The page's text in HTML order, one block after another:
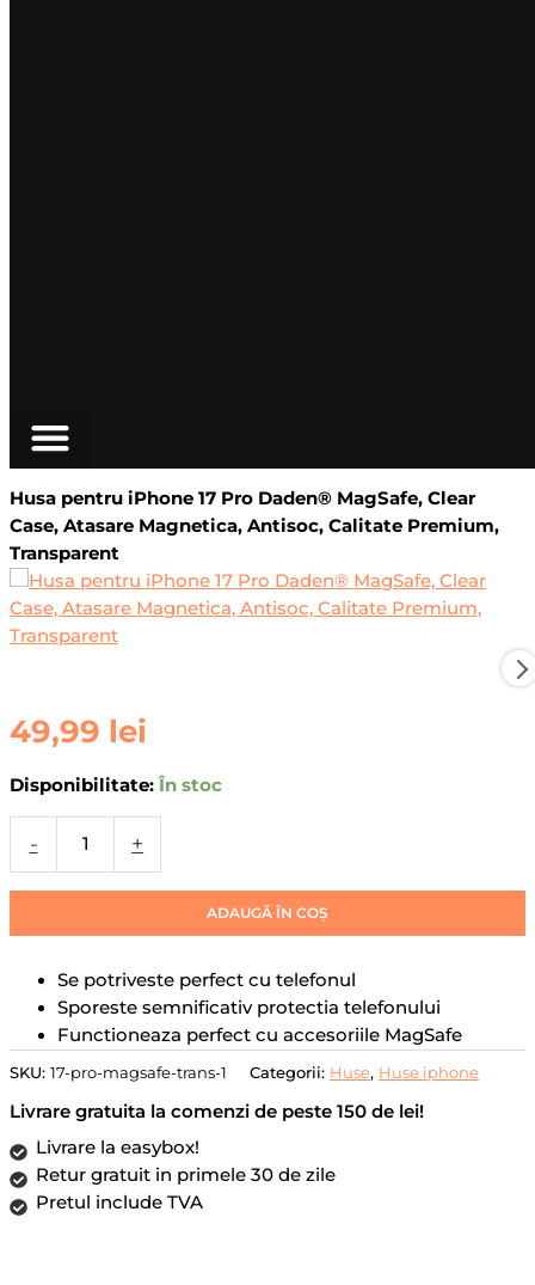
Husa pentru iPhone 17 Pro Daden® MagSafe, Clear
Case, Atasare Magnetica, Antisoc, Calitate Premium,
Transparent
49,99 lei
Disponibilitate: În stoc
-
Cantitate
Husa
iPhone
17
Pro
Daden®
Clear
Atasare
Magnetica,
Antisoc,
Calitate
Premium,
Transparent
+
ADAUGĂ ÎN COȘ
Se potriveste perfect cu telefonul
Sporeste semnificativ protectia telefonului
Functioneaza perfect cu accesoriile MagSafe
SKU: 17-pro-magsafe-trans-1 Categorii: Huse, Huse iphone
Livrare gratuita la comenzi de peste 150 de lei!
Livrare la easybox!
Retur gratuit in primele 30 de zile
Pretul include TVA
Prețul
inițial
a
Prețul
curent
este:
Prețul
inițial
a
Prețul
curent
este:
Prețul
inițial
a
Prețul
curent
este: